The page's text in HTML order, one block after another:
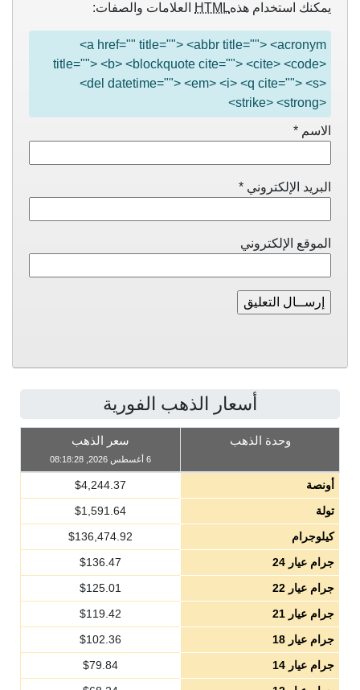
يمكنك استخدام هذهHTML العلامات والصفات:
<a href="" title=""> <abbr title=""> <acronym
title=""> <b> <blockquote cite=""> <cite> <code>
<del datetime=""> <em> <i> <q cite=""> <s>
<strike> <strong>
الاسم *
البريد الإلكتروني *
الموقع الإلكتروني
أسعار الذهب الفورية
وحدة الذهب سعر الذهب
6 أغسطس 2026, 08:18:28
أونصة $4,244.37
تولة
$1,591.64
كيلوجرام
$136,474.92
جرام عيار 24
$136.47
جرام عيار 22
$125.01
جرام عيار 21
$119.42
جرام عيار 18
$102.36
جرام عيار 14
$79.84